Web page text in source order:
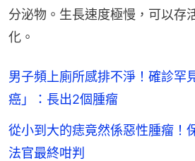
分泌物。生長速度極慢，可以存
化。
男子頻上廁所感排不淨！確診罕
癌」：長出2個腫瘤
從小到大的痣竟然係惡性腫瘤！
法官最終咁判